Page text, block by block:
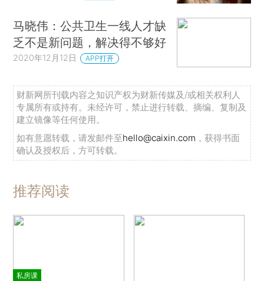
马晓伟：公共卫生一线人才缺
乏不是新问题，解决得不够好
2020年12月12日 APP打开
财新网所刊载内容之知识产权为财新传媒及/或相关权利人
专属所有或持有。未经许可，禁止进行转载、摘编、复制及
建立镜像等任何使用。
如有意愿转载，请发邮件至hello@caixin.com ，获得书面
确认及授权后，方可转载。
推荐阅读
私房课